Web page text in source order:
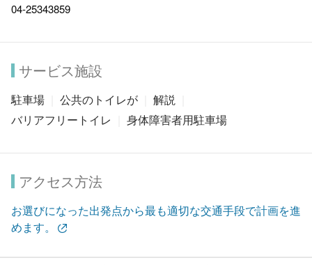
04-25343859
サービス施設
駐車場 公共のトイレが
解説
バリアフリートイレ
身体障害者用駐車場
アクセス方法
お選びになった出発点から最も適切な交通手段で計画を進
めます。